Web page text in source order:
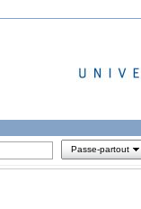
Passe-partout